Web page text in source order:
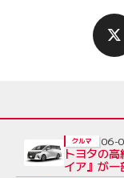
トヨタの
イア』が
クルマ 06-